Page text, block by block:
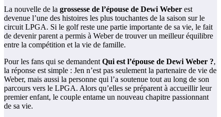
La nouvelle de la grossesse de l’épouse de Dewi Weber est
devenue l’une des histoires les plus touchantes de la saison sur le
circuit LPGA. Si le golf reste une partie importante de sa vie, le fait
de devenir parent a permis à Weber de trouver un meilleur équilibre
entre la compétition et la vie de famille.
Pour les fans qui se demandent Qui est l’épouse de Dewi Weber ?,
la réponse est simple : Jen n’est pas seulement la partenaire de vie de
Weber, mais aussi la personne qui l’a soutenue tout au long de son
parcours vers le LPGA. Alors qu’elles se préparent à accueillir leur
premier enfant, le couple entame un nouveau chapitre passionnant
de sa vie.